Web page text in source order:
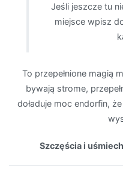
Jeśli jeszcze tu
miejsce wpisz
To przepełnione magią
bywają strome,
doładuje moc endorfin,
Szczęścia i